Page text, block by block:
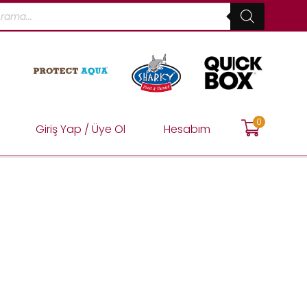
Giriş Yap / Üye Ol Hesabım 0